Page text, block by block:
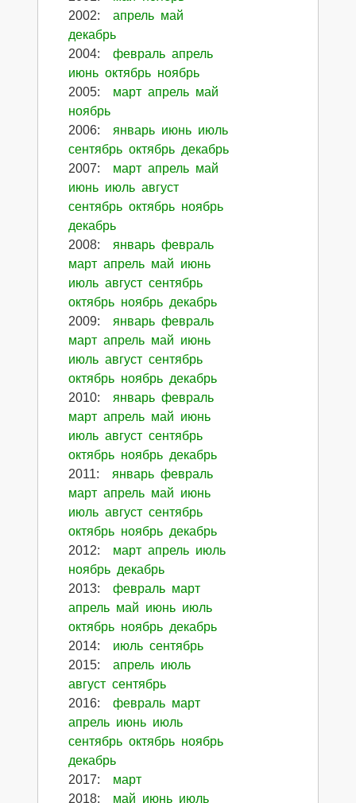
2002: апрель май
декабрь
2004: февраль апрель
июнь октябрь ноябрь
2005: март апрель май
ноябрь
2006: январь июнь июль
сентябрь октябрь декабрь
2007: март апрель май
июнь июль август
сентябрь октябрь ноябрь
декабрь
2008: январь февраль
март апрель май июнь
июль август сентябрь
октябрь ноябрь декабрь
2009: январь февраль
март апрель май июнь
июль август сентябрь
октябрь ноябрь декабрь
2010: январь февраль
март апрель май июнь
июль август сентябрь
октябрь ноябрь декабрь
2011: январь февраль
март апрель май июнь
июль август сентябрь
октябрь ноябрь декабрь
2012: март апрель июль
ноябрь декабрь
2013: февраль март
апрель май июнь июль
октябрь ноябрь декабрь
2014: июль сентябрь
2015: апрель июль
август сентябрь
2016: февраль март
апрель июнь июль
сентябрь октябрь ноябрь
декабрь
2017:
март
2018: май июнь июль